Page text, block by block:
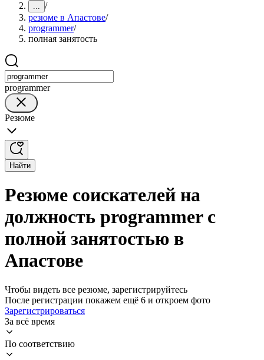
... /
резюме в Апастове/
programmer/
полная занятость
programmer
Резюме
Найти
Резюме соискателей на
должность programmer с
полной занятостью в
Апастове
Чтобы видеть все резюме, зарегистрируйтесь
После регистрации покажем ещё 6 и откроем фото
Зарегистрироваться
За всё время
По соответствию